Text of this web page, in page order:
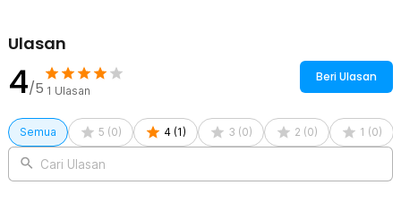
Ulasan
4/5 1 Ulasan
Beri Ulasan
Semua 5 (0) 4 (1 ) 3 (0) 2 (0) 1 (0)
Cari Ulasan